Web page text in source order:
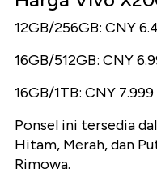
12GB/256GB: CNY
16GB/512GB: CNY
16GB/1TB: CNY
Ponsel ini tersedia
Hitam, Merah, dan
Rimowa.